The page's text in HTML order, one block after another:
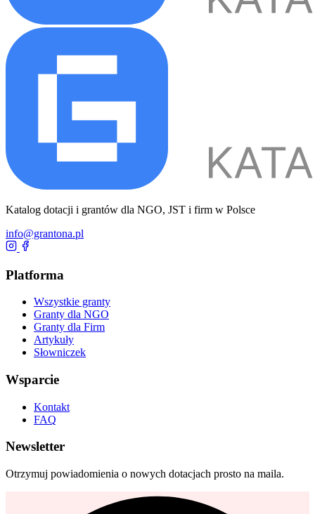
Katalog dotacji i grantów dla NGO, JST i firm w Polsce
info@grantona.pl
Platforma
Wszystkie granty
Granty dla NGO
Granty dla Firm
Artykuły
Słowniczek
Wsparcie
Kontakt
FAQ
Newsletter
Otrzymuj powiadomienia o nowych dotacjach prosto na maila.